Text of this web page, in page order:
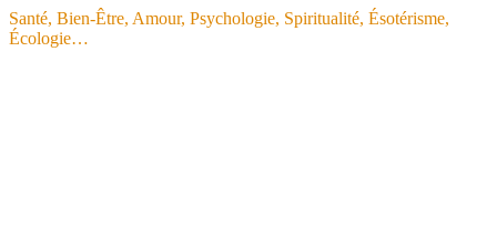
Santé, Bien-Être, Amour, Psychologie, Spiritualité, Ésotérisme,
Écologie…